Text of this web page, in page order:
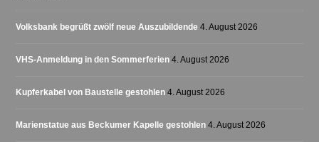
Volksbank begrüßt zwölf neue Auszubildende 4. August 2026
VHS-Anmeldung in den Sommerferien 4. August 2026
Kupferkabel von Baustelle gestohlen 4. August 2026
Marienstatue aus Beckumer Kapelle gestohlen 4. August 2026